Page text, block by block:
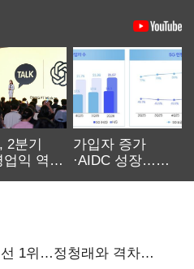
2분기
업익 역대
가입자 증가
·AIDC 성장…
1위…정청래와 격차